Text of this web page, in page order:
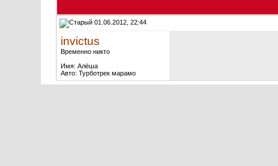
01.06.2012, 22:44
invictus
Временно никто
Имя: Алёша
Авто: Турботрек марамо